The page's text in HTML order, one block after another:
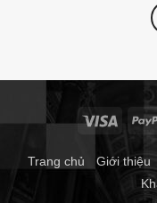
Trang chủ Giới thiệu